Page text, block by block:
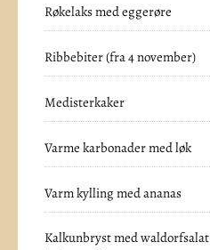
Røkelaks med eggerøre
Ribbebiter (fra 4 november)
Medisterkaker
Varme karbonader med løk
Varm kylling med ananas
Kalkunbryst med waldorfsalat